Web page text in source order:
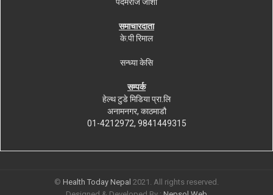
समाचारदाता
के.पी रिमाल
सन्ध्या केसि
सम्पर्क
हेल्थ टुडे मिडिया प्रा.लि
अनामनगर, काठमाडौ
01-4212972, 9841449315
© Health Today Nepal 2021. All rights reserved.